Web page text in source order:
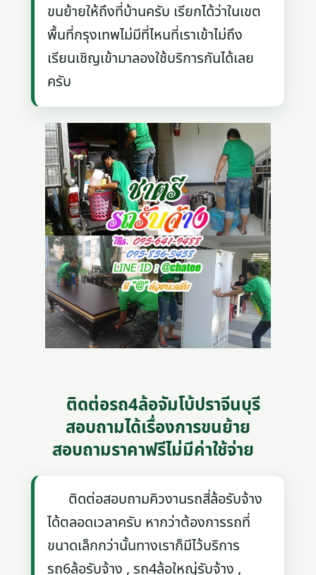
ขนย้ายให้ถึงที่บ้านครับ เรียกได้ว่าในเขต
พื้นที่กรุงเทพไม่มีที่ไหนที่เราเข้าไม่ถึง
เรียนเชิญเข้ามาลองใช้บริการกันได้เลย
ครับ
ติดต่อรถ4ล้อจัมโบ้ปราจีนบุรี
สอบถามได้เรื่องการขนย้าย
สอบถามราคาฟรีไม่มีค่าใช้จ่าย
ติดต่อสอบถามคิวงานรถสี่ล้อรับจ้าง
ได้ตลอดเวลาครับ หากว่าต้องการรถที่
ขนาดเล็กกว่านั้นทางเราก็มีไว้บริการ
รถ6ล้อรับจ้าง , รถ4ล้อใหญ่รับจ้าง ,